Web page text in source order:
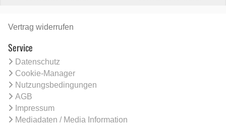
Vertrag widerrufen
Service
Datenschutz
Cookie-Manager
Nutzungsbedingungen
AGB
Impressum
Mediadaten / Media Information